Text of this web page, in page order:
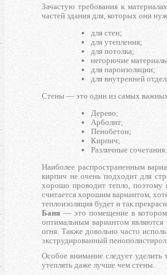
Зачастую требования к
частей здания для, которых они
для стен;
для утепления;
для потолка;
негорючие
для пароизоляции;
для внутренней
Стены — это один из самых важных
Дерево;
Арболит;
Пенобетон;
Кирпич;
Различные сочетания.
Наиболее распространенным
кирпич не очень подходит для
хорошо проводит тепло,
считается хорошим вариантом,
теплоизоляция будет и так
Баня — это помещение в котором
оптимальным вариантом являются
огня. Также довольно часто
экструдированный
Особое внимание следует
утеплять даже лучше чем стены.